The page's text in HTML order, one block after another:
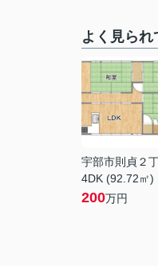
よく見ら
宇部市則貞２
4DK (92.72㎡)
200万円